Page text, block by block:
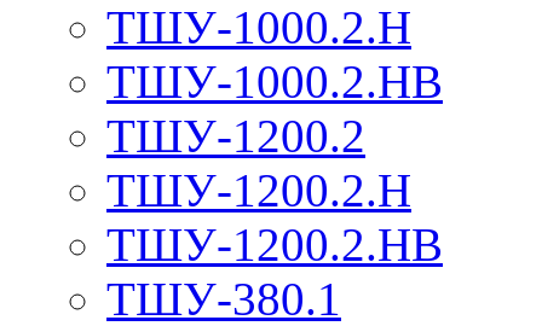
ТШУ-1000.2.Н
ТШУ-1000.2.НВ
ТШУ-1200.2
ТШУ-1200.2.Н
ТШУ-1200.2.НВ
ТШУ-380.1